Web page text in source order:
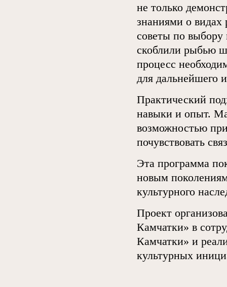
не только
знаниями о
советы по выбору
скоблили рыбью
процесс
для дальнейшего
Практический
навыки и опыт.
возможностью
почувствовать
Эта программа
новым
культурного
Проект
Камчатки» в
Камчатки» и
культурных